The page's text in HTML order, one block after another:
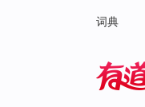
词典